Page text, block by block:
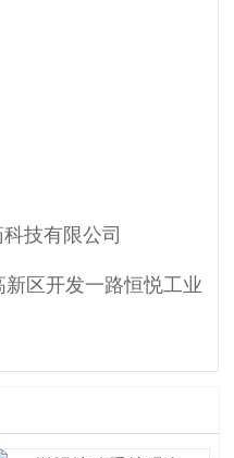
科技有限公司
区开发一路恒悦工业